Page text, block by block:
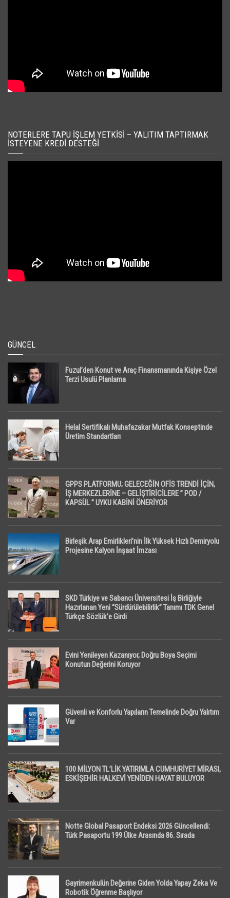
NOTERLERE TAPU İŞLEM YETKISI – YALITIM TAPTIRMAK
İSTEYENE KREDI DESTEĞI
GÜNCEL
Fuzul’den Konut ve Araç Finansmanında Kişiye Özel
Terzi Usulü Planlama
Helal Sertifikalı Muhafazakar Mutfak Konseptinde
Üretim Standartları
GPPS PLATFORMU; GELECEĞİN OFİS TRENDİ İÇİN,
İŞ MERKEZLERİNE – GELİŞTİRİCİLERE ” POD /
KAPSÜL ” UYKU KABİNİ ÖNERİYOR
Birleşik Arap Emirlikleri’nin İlk Yüksek Hızlı Demiryolu
Projesine Kalyon İnşaat İmzası
SKD Türkiye ve Sabancı Üniversitesi İş Birliğiyle
Hazırlanan Yeni “Sürdürülebilirlik” Tanımı TDK Genel
Türkçe Sözlük’e Girdi
Evini Yenileyen Kazanıyor, Doğru Boya Seçimi
Konutun Değerini Koruyor
Güvenli ve Konforlu Yapıların Temelinde Doğru Yalıtım
Var
100 MİLYON TL’LİK YATIRIMLA CUMHURİYET MİRASI,
ESKİŞEHİR HALKEVİ YENİDEN HAYAT BULUYOR
Notte Global Pasaport Endeksi 2026 Güncellendi:
Türk Pasaportu 199 Ülke Arasında 86. Sırada
Gayrimenkulün Değerine Giden Yolda Yapay Zeka Ve
Robotik Öğrenme Başlıyor